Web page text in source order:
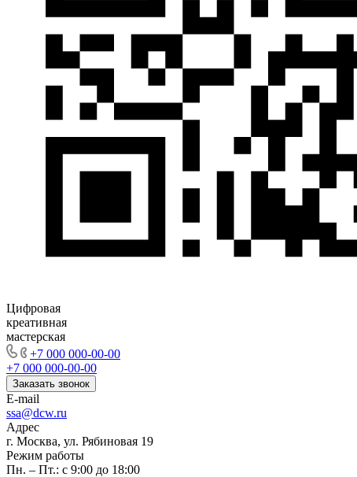
Цифровая
креативная
мастерская
+7 000 000-00-00
+7 000 000-00-00
Заказать звонок
E-mail
ssa@dcw.ru
Адрес
г. Москва, ул. Рябиновая 19
Режим работы
Пн. – Пт.: с 9:00 до 18:00